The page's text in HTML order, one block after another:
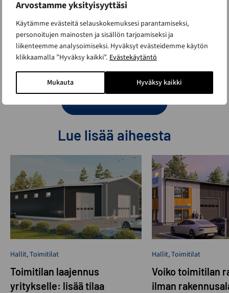
Arvostamme yksityisyyttäsi
Käytämme evästeitä selauskokemuksesi parantamiseksi,
personoitujen mainosten ja sisällön tarjoamiseksi ja
liikenteemme analysoimiseksi. Hyväksyt evästeidemme käytön
klikkaamalla ”Hyväksy kaikki”. Evästekäytäntö
Mukauta
Hyväksy kaikki
LATAA TÄSTÄ
Lue lisää aiheesta
Hallit,Toimitilat
Toimitilan laajennus
yritykselle: lisää tilaa
Hallit,Toimitilat
Voiko toimitilan
ilman